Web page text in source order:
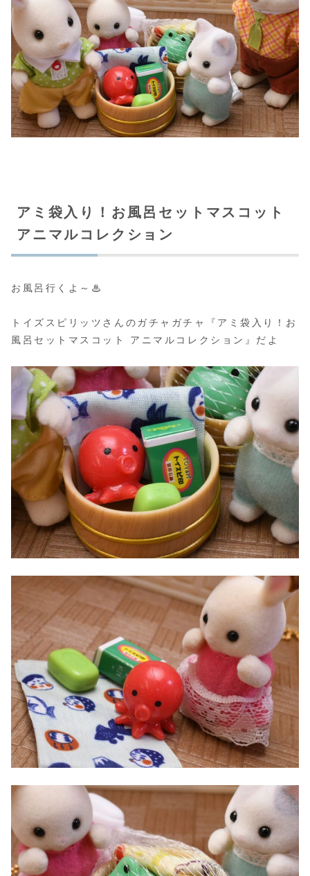
アミ袋入り！お風呂セットマスコット
アニマルコレクション
お風呂行くよ～♨
トイズスピリッツさんのガチャガチャ『アミ袋入り！お
風呂セットマスコット アニマルコレクション』だよ